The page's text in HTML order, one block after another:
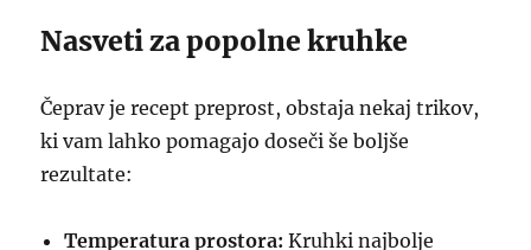
Nasveti za popolne kruhke
Čeprav je recept preprost, obstaja nekaj trikov,
ki vam lahko pomagajo doseči še boljše
rezultate:
Temperatura prostora: Kruhki najbolje